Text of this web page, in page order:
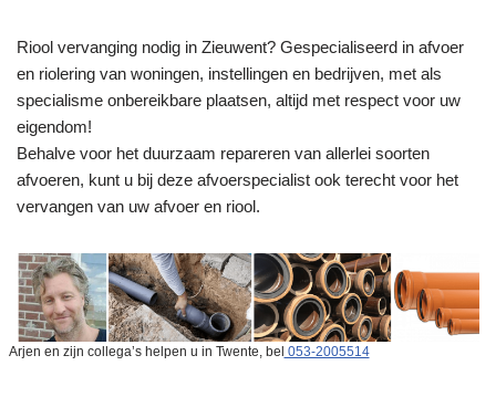
Riool vervanging nodig in Zieuwent? Gespecialiseerd in afvoer
en riolering van woningen, instellingen en bedrijven, met als
specialisme onbereikbare plaatsen, altijd met respect voor uw
eigendom!
Behalve voor het duurzaam repareren van allerlei soorten
afvoeren, kunt u bij deze afvoerspecialist ook terecht voor het
vervangen van uw afvoer en riool.
Arjen en zijn collega’s helpen u in Twente, bel 053-2005514